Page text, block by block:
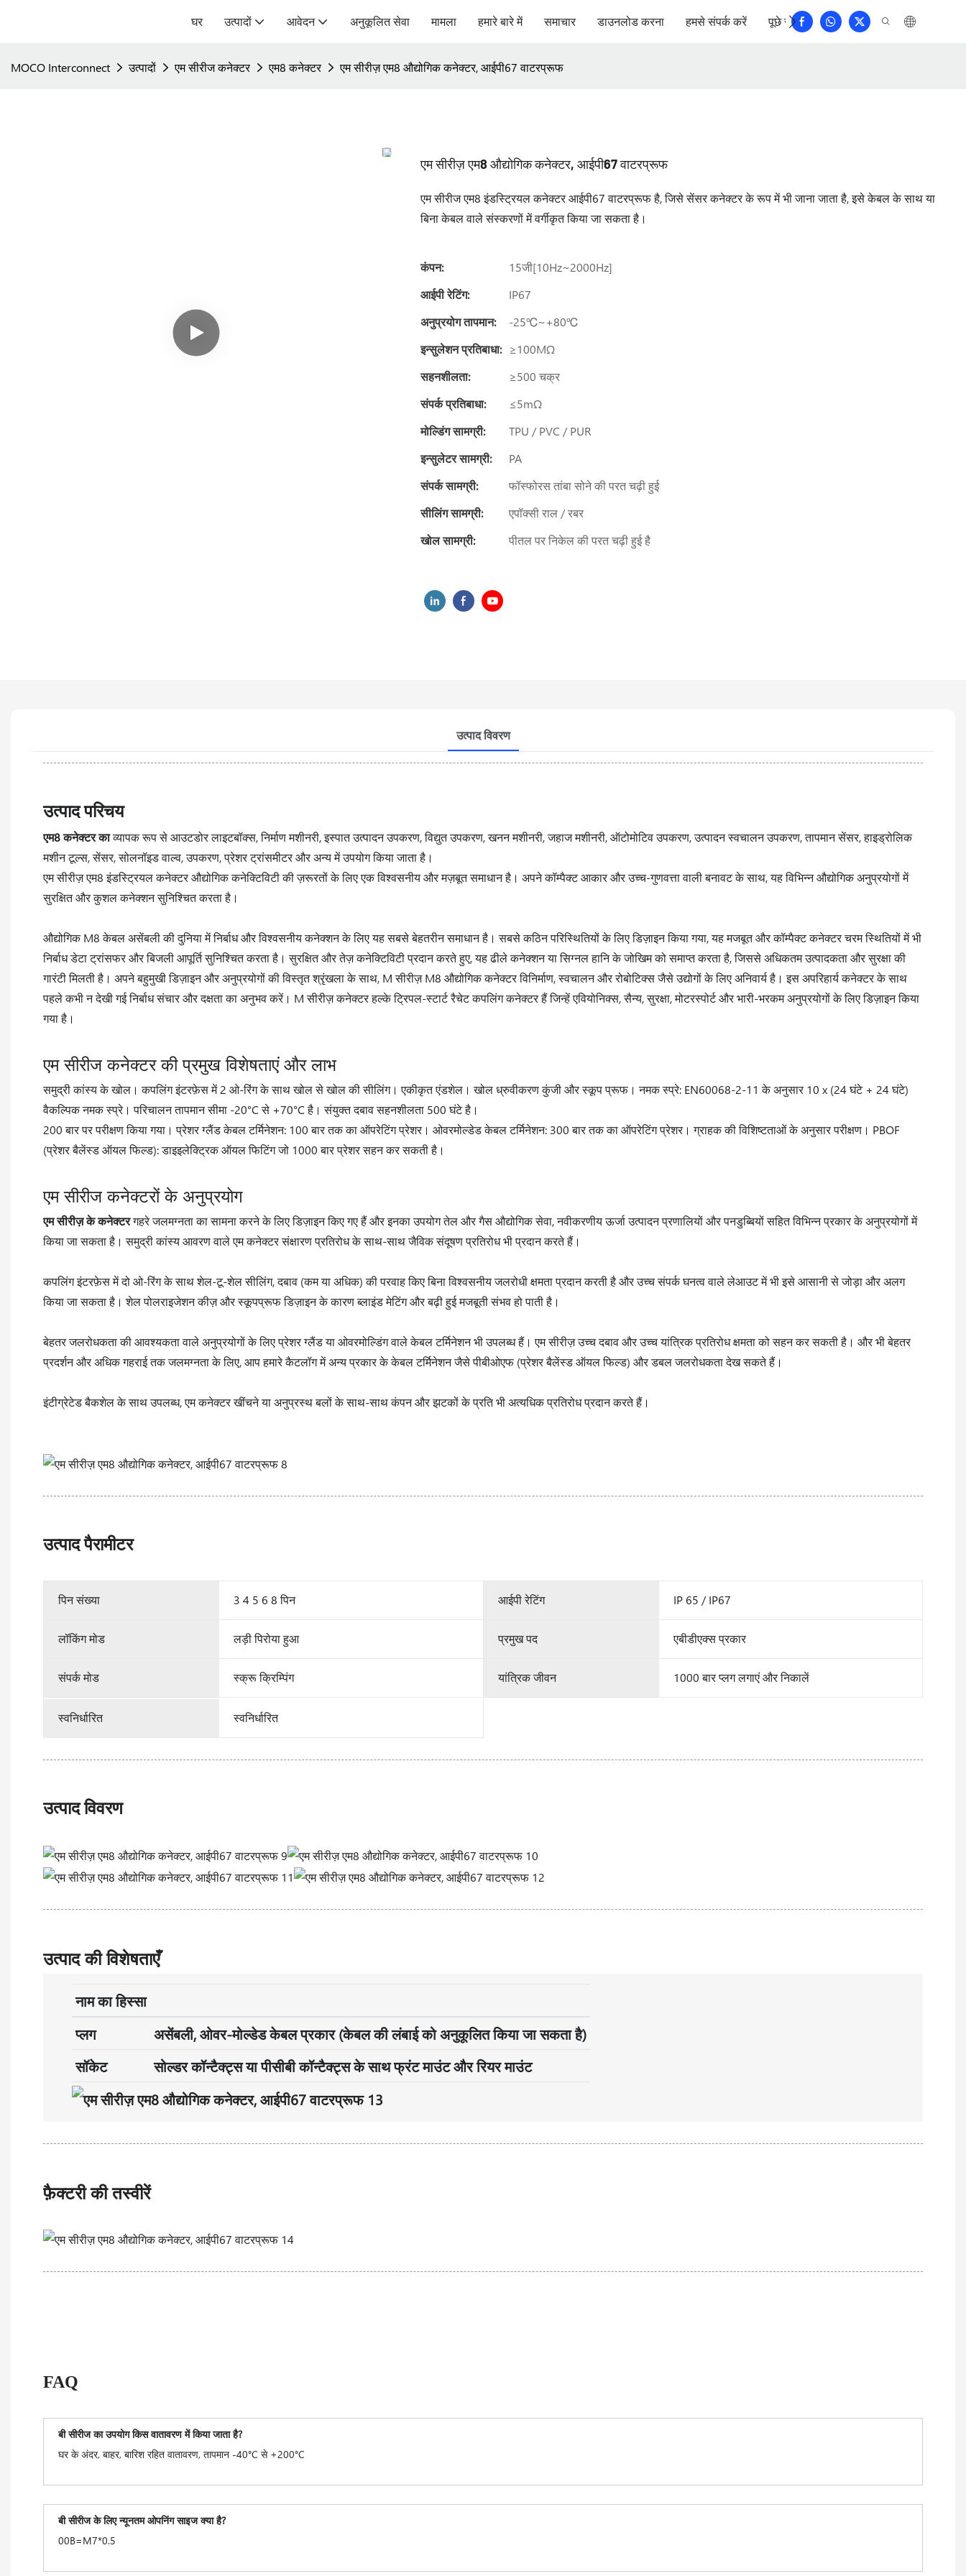
घर उत्पादों आवेदन अनुकूलित सेवा मामला हमारे बारे में समाचार डाउनलोड करना हमसे संपर्क करें पूछे जाने वाले प्रश्न
MOCO Interconnect उत्पादों एम सीरीज कनेक्टर एम8 कनेक्टर एम सीरीज़ एम8 औद्योगिक कनेक्टर, आईपी67 वाटरप्रूफ
एम सीरीज़ एम8 औद्योगिक कनेक्टर, आईपी67 वाटरप्रूफ
एम सीरीज एम8 इंडस्ट्रियल कनेक्टर आईपी67 वाटरप्रूफ है, जिसे सेंसर कनेक्टर के रूप में भी जाना जाता है, इसे केबल के साथ या
बिना केबल वाले संस्करणों में वर्गीकृत किया जा सकता है।
कंपन:
15जी[10Hz~2000Hz]
आईपी ​​रेटिंग:
IP67
अनुप्रयोग तापमान:
-25℃~+80℃
इन्सुलेशन प्रतिबाधा: ≥100MΩ
सहनशीलता:
≥500 चक्र
संपर्क प्रतिबाधा:
≤5mΩ
मोल्डिंग सामग्री:
TPU / PVC / PUR
इन्सुलेटर सामग्री:
PA
संपर्क सामग्री:
फॉस्फोरस तांबा सोने की परत चढ़ी हुई
सीलिंग सामग्री:
एपॉक्सी राल / रबर
खोल सामग्री:
पीतल पर निकेल की परत चढ़ी हुई है
उत्पाद विवरण
उत्पाद परिचय
एम8 कनेक्टर काव्यापक रूप से आउटडोर लाइटबॉक्स, निर्माण मशीनरी, इस्पात उत्पादन उपकरण, विद्युत उपकरण, खनन मशीनरी, जहाज मशीनरी, ऑटोमोटिव उपकरण, उत्पादन स्वचालन उपकरण, तापमान सेंसर, हाइड्रोलिक
मशीन टूल्स, सेंसर, सोलनॉइड वाल्व, उपकरण, प्रेशर ट्रांसमीटर और अन्य में उपयोग किया जाता है।
एम सीरीज़ एम8 इंडस्ट्रियल कनेक्टर औद्योगिक कनेक्टिविटी की ज़रूरतों के लिए एक विश्वसनीय और मज़बूत समाधान है। अपने कॉम्पैक्ट आकार और उच्च-गुणवत्ता वाली बनावट के साथ, यह विभिन्न औद्योगिक अनुप्रयोगों में
सुरक्षित और कुशल कनेक्शन सुनिश्चित करता है।
औद्योगिक M8 केबल असेंबली की दुनिया में निर्बाध और विश्वसनीय कनेक्शन के लिए यह सबसे बेहतरीन समाधान है। सबसे कठिन परिस्थितियों के लिए डिज़ाइन किया गया, यह मजबूत और कॉम्पैक्ट कनेक्टर चरम स्थितियों में भी
निर्बाध डेटा ट्रांसफर और बिजली आपूर्ति सुनिश्चित करता है। सुरक्षित और तेज़ कनेक्टिविटी प्रदान करते हुए, यह ढीले कनेक्शन या सिग्नल हानि के जोखिम को समाप्त करता है, जिससे अधिकतम उत्पादकता और सुरक्षा की
गारंटी मिलती है। अपने बहुमुखी डिज़ाइन और अनुप्रयोगों की विस्तृत श्रृंखला के साथ, M सीरीज़ M8 औद्योगिक कनेक्टर विनिर्माण, स्वचालन और रोबोटिक्स जैसे उद्योगों के लिए अनिवार्य है। इस अपरिहार्य कनेक्टर के साथ
पहले कभी न देखी गई निर्बाध संचार और दक्षता का अनुभव करें। M सीरीज़ कनेक्टर हल्के ट्रिपल-स्टार्ट रैचेट कपलिंग कनेक्टर हैं जिन्हें एवियोनिक्स, सैन्य, सुरक्षा, मोटरस्पोर्ट और भारी-भरकम अनुप्रयोगों के लिए डिज़ाइन किया
गया है।
एम सीरीज कनेक्टर की प्रमुख विशेषताएं और लाभ
समुद्री कांस्य के खोल। कपलिंग इंटरफ़ेस में 2 ओ-रिंग के साथ खोल से खोल की सीलिंग। एकीकृत एंडशेल। खोल ध्रुवीकरण कुंजी और स्कूप प्रूफ। नमक स्प्रे: EN60068-2-11 के अनुसार 10 x (24 घंटे + 24 घंटे)
वैकल्पिक नमक स्प्रे। परिचालन तापमान सीमा -20°C से +70°C है। संयुक्त दबाव सहनशीलता 500 घंटे है।
200 बार पर परीक्षण किया गया। प्रेशर ग्लैंड केबल टर्मिनेशन: 100 बार तक का ऑपरेटिंग प्रेशर। ओवरमोल्डेड केबल टर्मिनेशन: 300 बार तक का ऑपरेटिंग प्रेशर। ग्राहक की विशिष्टताओं के अनुसार परीक्षण। PBOF
(प्रेशर बैलेंस्ड ऑयल फिल्ड): डाइइलेक्ट्रिक ऑयल फिटिंग जो 1000 बार प्रेशर सहन कर सकती है।
एम सीरीज कनेक्टरों के अनुप्रयोग
एम सीरीज़ के कनेक्टरगहरे जलमग्नता का सामना करने के लिए डिज़ाइन किए गए हैं और इनका उपयोग तेल और गैस औद्योगिक सेवा, नवीकरणीय ऊर्जा उत्पादन प्रणालियों और पनडुब्बियों सहित विभिन्न प्रकार के अनुप्रयोगों में
किया जा सकता है। समुद्री कांस्य आवरण वाले एम कनेक्टर संक्षारण प्रतिरोध के साथ-साथ जैविक संदूषण प्रतिरोध भी प्रदान करते हैं।
कपलिंग इंटरफ़ेस में दो ओ-रिंग के साथ शेल-टू-शेल सीलिंग, दबाव (कम या अधिक) की परवाह किए बिना विश्वसनीय जलरोधी क्षमता प्रदान करती है और उच्च संपर्क घनत्व वाले लेआउट में भी इसे आसानी से जोड़ा और अलग
किया जा सकता है। शेल पोलराइजेशन कीज़ और स्कूपप्रूफ डिज़ाइन के कारण ब्लाइंड मेटिंग और बढ़ी हुई मजबूती संभव हो पाती है।
बेहतर जलरोधकता की आवश्यकता वाले अनुप्रयोगों के लिए प्रेशर ग्लैंड या ओवरमोल्डिंग वाले केबल टर्मिनेशन भी उपलब्ध हैं। एम सीरीज़ उच्च दबाव और उच्च यांत्रिक प्रतिरोध क्षमता को सहन कर सकती है। और भी बेहतर
प्रदर्शन और अधिक गहराई तक जलमग्नता के लिए, आप हमारे कैटलॉग में अन्य प्रकार के केबल टर्मिनेशन जैसे पीबीओएफ (प्रेशर बैलेंस्ड ऑयल फिल्ड) और डबल जलरोधकता देख सकते हैं।
इंटीग्रेटेड बैकशेल के साथ उपलब्ध, एम कनेक्टर खींचने या अनुप्रस्थ बलों के साथ-साथ कंपन और झटकों के प्रति भी अत्यधिक प्रतिरोध प्रदान करते हैं।
उत्पाद पैरामीटर
पिन संख्या 3 4 5 6 8 पिन आईपी ​​रेटिंग IP 65 / IP67
लॉकिंग मोड लड़ी पिरोया हुआ प्रमुख पद एबीडीएक्स प्रकार
संपर्क मोड स्क्रू क्रिम्पिंग यांत्रिक जीवन 1000 बार प्लग लगाएं और निकालें
स्वनिर्धारित स्वनिर्धारित
उत्पाद विवरण
उत्पाद की विशेषताएँ
नाम का हिस्सा
प्लग
असेंबली, ओवर-मोल्डेड केबल प्रकार (केबल की लंबाई को अनुकूलित किया जा सकता है)
सॉकेट
सोल्डर कॉन्टैक्ट्स या पीसीबी कॉन्टैक्ट्स के साथ फ्रंट माउंट और रियर माउंट
फ़ैक्टरी की तस्वीरें
FAQ
बी सीरीज का उपयोग किस वातावरण में किया जाता है?
घर के अंदर, बाहर, बारिश रहित वातावरण, तापमान -40°C से +200°C
बी सीरीज के लिए न्यूनतम ओपनिंग साइज क्या है?
00B=M7*0.5